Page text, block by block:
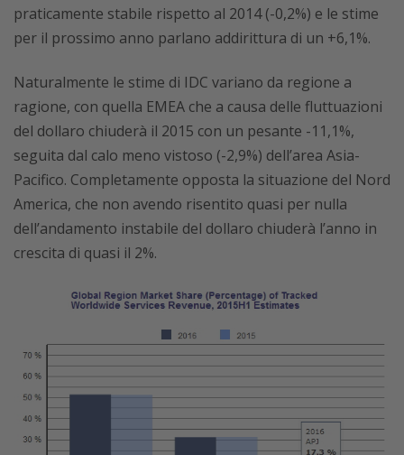
praticamente stabile rispetto al 2014 (-0,2%) e le stime
per il prossimo anno parlano addirittura di un +6,1%.
Naturalmente le stime di IDC variano da regione a
ragione, con quella EMEA che a causa delle fluttuazioni
del dollaro chiuderà il 2015 con un pesante -11,1%,
seguita dal calo meno vistoso (-2,9%) dell’area Asia-
Pacifico. Completamente opposta la situazione del Nord
America, che non avendo risentito quasi per nulla
dell’andamento instabile del dollaro chiuderà l’anno in
crescita di quasi il 2%.